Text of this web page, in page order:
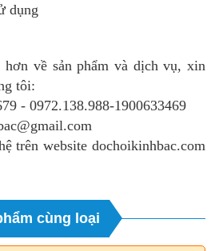
dụng
về sản phẩm và dịch vụ, xin
tôi:
- 0972.138.988-1900633469
trên website dochoikinhbac.com
cùng loại